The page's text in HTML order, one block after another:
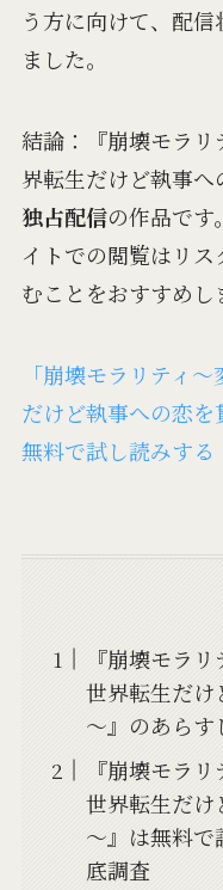
う方に向けて、配
ました。
結論：『崩壊モラ
界転生だけど執事
独占配信の作品で
イトでの閲覧はリ
むことをおすすめし
「崩壊モラリティ
だけど執事への恋を
無料で試し読みする
『崩壊モラ
世界転生だけ
～』のあら
『崩壊モラ
世界転生だけ
～』は無料
底調査